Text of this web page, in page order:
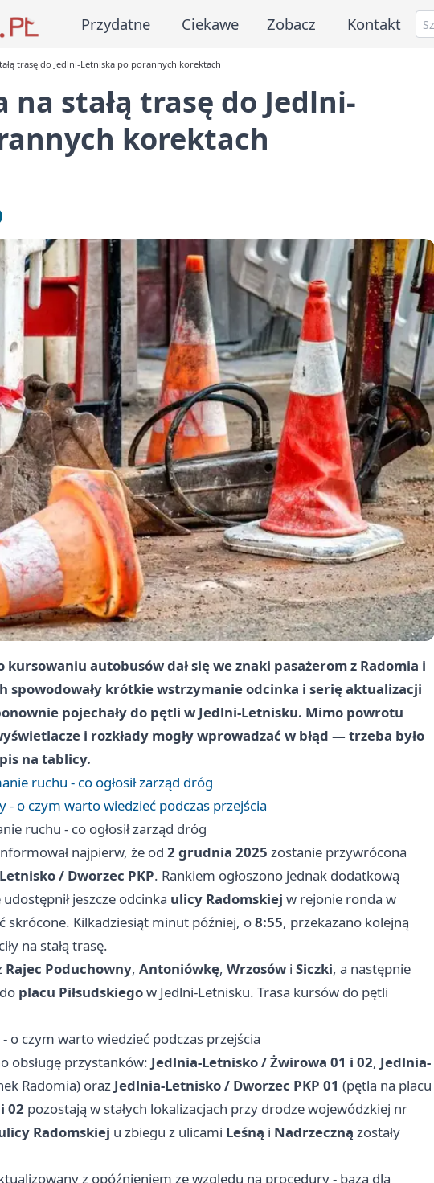
Przydatne Ciekawe Zobacz Kontakt
trasę do Jedlni-Letniska po porannych korektach
na stałą trasę do Jedlni-
korektach
autobusów dał się we znaki pasażerom z Radomia i
spowodowały krótkie wstrzymanie odcinka i serię aktualizacji
pojechały do pętli w Jedlni-Letnisku. Mimo powrotu
i rozkłady mogły wprowadzać w błąd — trzeba było
na tablicy.
ruchu - co ogłosił zarząd dróg
- o czym warto wiedzieć podczas przejścia
ruchu - co ogłosił zarząd dróg
najpierw, że od 2 grudnia 2025 zostanie przywrócona
/ Dworzec PKP. Rankiem ogłoszono jednak dodatkową
jeszcze odcinka ulicy Radomskiej w rejonie ronda w
skrócone. Kilkadziesiąt minut później, o8:55, przekazano kolejną
na stałą trasę.
Rajec Poduchowny, Antoniówkę, Wrzosów i Siczki, a następnie
do placu Piłsudskiegow Jedlni-Letnisku. Trasa kursów do pętli
o czym warto wiedzieć podczas przejścia
obsługę przystanków: Jedlnia-Letnisko / Żwirowa 01 i 02, Jedlnia-
Radomia) oraz Jedlnia-Letnisko / Dworzec PKP 01 (pętla na placu
02 pozostają w stałych lokalizacjach przy drodze wojewódzkiej nr
Radomskiej u zbiegu z ulicami Leśną i Nadrzeczną zostały
z opóźnieniem ze względu na procedury - baza dla